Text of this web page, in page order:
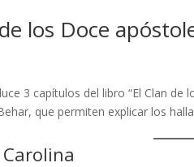
los Doce
3 capítulos del libro “El Clan
que permiten explicar los